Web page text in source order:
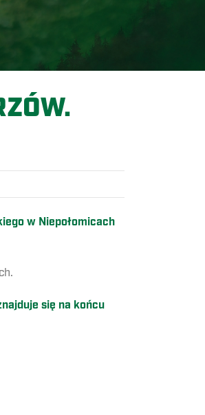
w Niepołomicach
się na końcu